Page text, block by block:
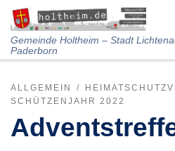
Skip to content
Gemeinde Holtheim – Stadt
Paderborn
ALLGEMEIN
SCHÜTZENJAHR 2022